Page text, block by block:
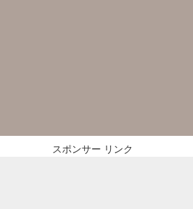
スポンサー リンク